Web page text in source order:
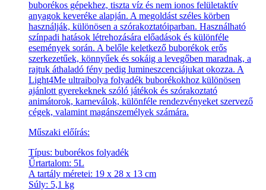
buborékos gépekhez, tiszta víz és nem ionos felületaktív
anyagok keveréke alapján. A megoldást széles körben
használják, különösen a szórakoztatóiparban. Használható
színpadi hatások létrehozására előadások és különféle
események során. A belőle keletkező buborékok erős
szerkezetűek, könnyűek és sokáig a levegőben maradnak, a
rajtuk áthaladó fény pedig lumineszcenciájukat okozza. A
Light4Me ultraibolya folyadék buborékokhoz különösen
ajánlott gyerekeknek szóló játékok és szórakoztató
animátorok, karneválok, különféle rendezvényeket szervező
cégek, valamint magánszemélyek számára.
Műszaki előírás:
Típus: buborékos folyadék
Űrtartalom: 5L
A tartály méretei: 19 x 28 x 13 cm
Súly: 5,1 kg